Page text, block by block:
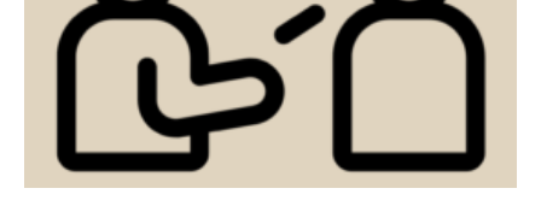
阿尔巴尼亚语
塞尔维亚语 柬埔寨语